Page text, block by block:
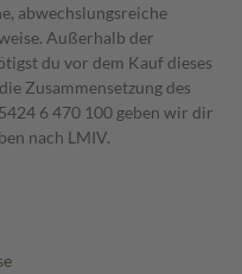
abwechslungsreiche
Außerhalb der
du vor dem Kauf dieses
Zusammensetzung des
6 470 100 geben wir dir
nach LMIV.